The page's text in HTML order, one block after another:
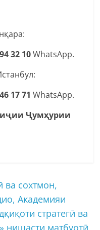
32 10WhatsApp.
17 71 WhatsApp.
Ҷумҳурии
сохтмон,
Академияи
стратегӣ ва